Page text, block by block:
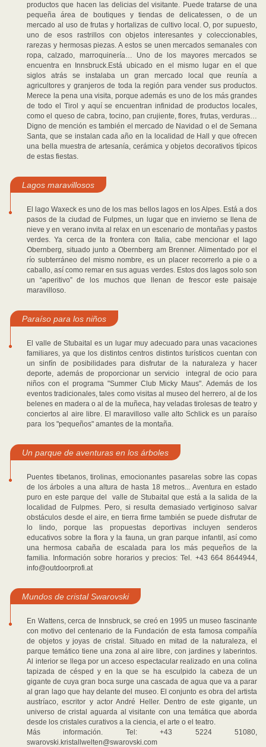
productos que hacen las delicias del visitante. Puede tratarse de una
pequeña área de boutiques y tiendas de delicatessen, o de un
mercado al uso de frutas y hortalizas de cultivo local. O, por supuesto,
uno de esos rastrillos con objetos interesantes y coleccionables,
rarezas y hermosas piezas. A estos se unen mercados semanales con
ropa, calzado, marroquinería… Uno de los mayores mercados se
encuentra en Innsbruck.Está ubicado en el mismo lugar en el que
siglos atrás se instalaba un gran mercado local que reunía a
agricultores y granjeros de toda la región para vender sus productos.
Merece la pena una visita, porque además es uno de los más grandes
de todo el Tirol y aquí se encuentran infinidad de productos locales,
como el queso de cabra, tocino, pan crujiente, flores, frutas, verduras…
Digno de mención es también el mercado de Navidad o el de Semana
Santa, que se instalan cada año en la localidad de Hall y que ofrecen
una bella muestra de artesanía, cerámica y objetos decorativos típicos
de estas fiestas.
Lagos maravillosos
El lago Waxeck es uno de los mas bellos lagos en los Alpes. Está a dos
pasos de la ciudad de Fulpmes, un lugar que en invierno se llena de
nieve y en verano invita al relax en un escenario de montañas y pastos
verdes. Ya cerca de la frontera con Italia, cabe mencionar el lago
Obernberg, situado junto a Obernberg am Brenner. Alimentado por el
río subterráneo del mismo nombre, es un placer recorrerlo a pie o a
caballo, así como remar en sus aguas verdes. Estos dos lagos solo son
un “aperitivo” de los muchos que llenan de frescor este paisaje
maravilloso.
Paraíso para los niños
El valle de Stubaital es un lugar muy adecuado para unas vacaciones
familiares, ya que los distintos centros distintos turísticos cuentan con
un sinfín de posibilidades para disfrutar de la naturaleza y hacer
deporte, además de proporcionar un servicio integral de ocio para
niños con el programa "Summer Club Micky Maus". Además de los
eventos tradicionales, tales como visitas al museo del herrero, al de los
belenes en madera o al de la muñeca, hay veladas tirolesas de teatro y
conciertos al aire libre. El maravilloso valle alto Schlick es un paraíso
para los "pequeños" amantes de la montaña.
Un parque de aventuras en los árboles
Puentes tibetanos, tirolinas, emocionantes pasarelas sobre las copas
de los árboles a una altura de hasta 18 metros... Aventura en estado
puro en este parque del valle de Stubaital que está a la salida de la
localidad de Fulpmes. Pero, si resulta demasiado vertiginoso salvar
obstáculos desde el aire, en tierra firme también se puede disfrutar de
lo lindo, porque las propuestas deportivas incluyen senderos
educativos sobre la flora y la fauna, un gran parque infantil, así como
una hermosa cabaña de escalada para los más pequeños de la
familia. Información sobre horarios y precios: Tel. +43 664 8644944,
info@outdoorprofi.at
Mundos de cristal Swarovski
En Wattens, cerca de Innsbruck, se creó en 1995 un museo fascinante
con motivo del centenario de la Fundación de esta famosa compañía
de objetos y joyas de cristal. Situado en mitad de la naturaleza, el
parque temático tiene una zona al aire libre, con jardines y laberintos.
Al interior se llega por un acceso espectacular realizado en una colina
tapizada de césped y en la que se ha esculpido la cabeza de un
gigante de cuya gran boca surge una cascada de agua que va a parar
al gran lago que hay delante del museo. El conjunto es obra del artista
austríaco, escritor y actor André Heller. Dentro de este gigante, un
universo de cristal aguarda al visitante con una temática que aborda
desde los cristales curativos a la ciencia, el arte o el teatro.
Más información. Tel: +43 5224 51080,
swarovski.kristallwelten@swarovski.com